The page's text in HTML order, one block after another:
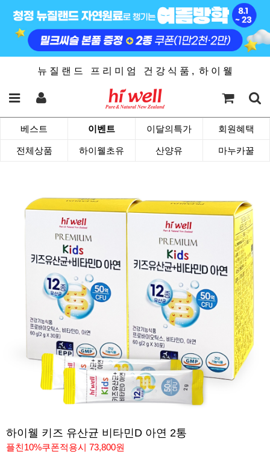
뉴 질 랜 드 프 리 미 엄 건 강 식 품 , 하 이 웰
베스트 이벤트 이달의특가 회원혜택
전체상품 하이웰초유 산양유 마누카꿀
하이웰 키즈 유산균 비타민D 아연 2통
플친10%쿠폰적용시 73,800원